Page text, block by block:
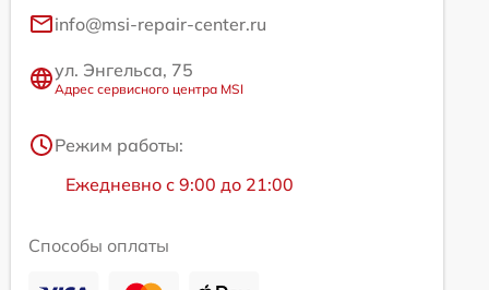
info@msi-repair-center.ru
ул. Энгельса, 75
Адрес сервисного центра MSI
Режим работы:
Ежедневно с 9:00 до 21:00
Способы оплаты